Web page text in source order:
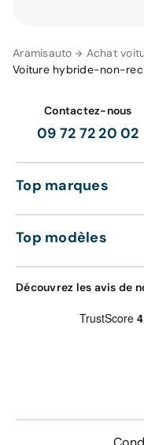
Aramisauto
Achat
Voiture hybride-non-
Contactez-nous
09 72 72 20 02
Top marques
Top modèles
Découvrez les avis de